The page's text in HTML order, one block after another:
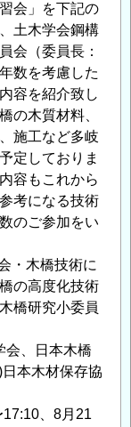
会」を下記の
土木学会鋼構
会（委員長：
数を考慮した
容を紹介致し
の木質材料、
施工など多岐
定しておりま
容もこれから
考になる技術
のご参加をい
・木橋技術に
の高度化技術
橋研究小委員
会、日本木橋
本木材保存協
、8月21